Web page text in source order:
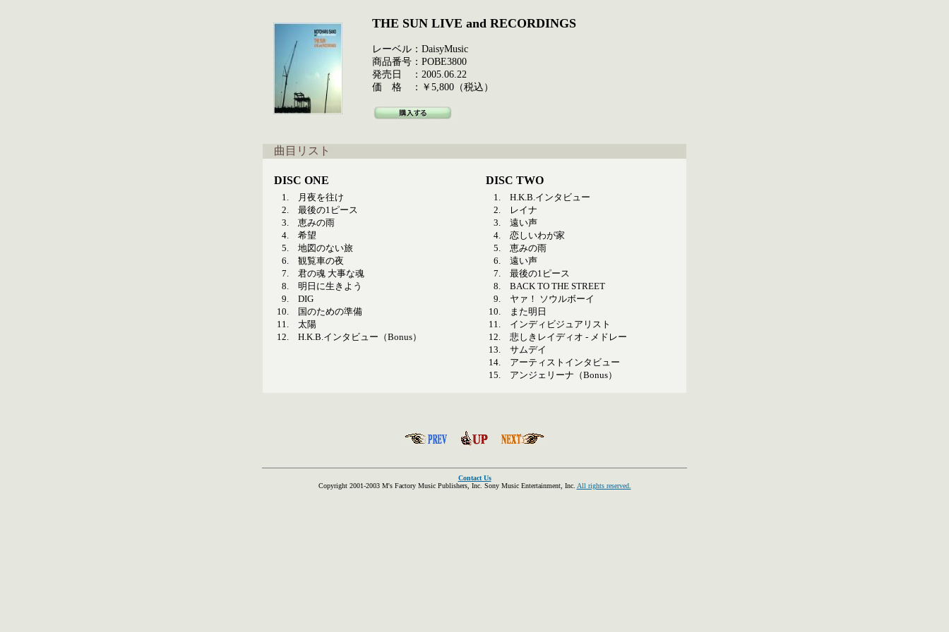
THE SUN LIVE and RECORDINGS
レーベル：DaisyMusic
商品番号：POBE3800
発売日 ：2005.06.22
価 格 ：￥5,800（税込）
曲目リスト
DISC ONE DISC TWO
1. 月夜を往け 1. H.K.B.インタビュー
2. 最後の1ピース 2.
レイナ
3. 恵みの雨 3. 遠い声
4. 希望 4. 恋しいわが家
5. 地図のない旅 5. 恵みの雨
6. 観覧車の夜 6. 遠い声
7. 君の魂 大事な魂 7. 最後の1ピース
8. 明日に生きよう 8. BACK TO THE STREET
9. DIG 9. ヤァ！ ソウルボーイ
10.
国のための準備 10.
また明日
11. 太陽 11. インディビジュアリスト
12. H.K.B.インタビュー（Bonus） 12. 悲しきレイディオ - メドレー
13. サムデイ
14. アーティストインタビュー
15. アンジェリーナ（Bonus）
Contact Us
Copyright 2001-2003 M's Factory Music Publishers, Inc. Sony Music Entertainment, Inc. All rights reserved.